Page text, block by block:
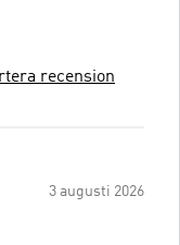
recension
3 augusti 2026